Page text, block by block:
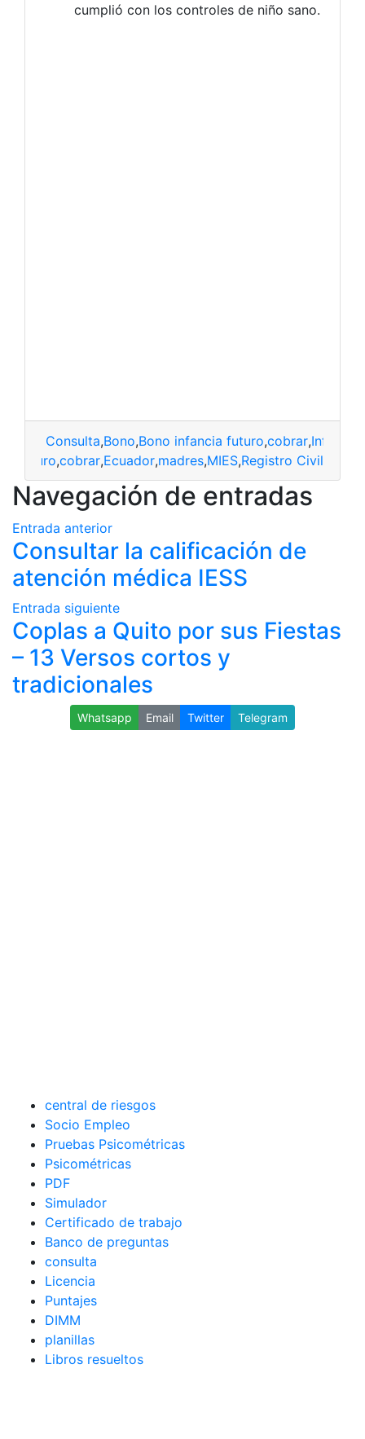
cumplió con los controles de niño sano.
Consulta,Bono,Bono infancia futuro,cobrar,Infancia
futuro,cobrar,Ecuador,madres,MIES,Registro Civil
Navegación de entradas
Entrada anterior
Consultar la calificación de
atención médica IESS
Entrada siguiente
Coplas a Quito por sus Fiestas
– 13 Versos cortos y
tradicionales
Whatsapp Email Twitter Telegram
central de riesgos
Socio Empleo
Pruebas Psicométricas
Psicométricas
PDF
Simulador
Certificado de trabajo
Banco de preguntas
consulta
Licencia
Puntajes
DIMM
planillas
Libros resueltos